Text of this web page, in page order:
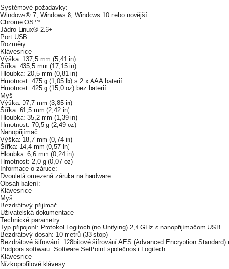
Systémové požadavky:
Windows® 7, Windows 8, Windows 10 nebo novější
Chrome OS™
Jádro Linux® 2.6+
Port USB
Rozměry:
Klávesnice
Výška: 137,5 mm (5,41 in)
Šířka: 435,5 mm (17,15 in)
Hloubka: 20,5 mm (0,81 in)
Hmotnost: 475 g (1,05 lb) s 2 x AAA baterií
Hmotnost: 425 g (15,0 oz) bez baterií
Myš
Výška: 97,7 mm (3,85 in)
Šířka: 61,5 mm (2,42 in)
Hloubka: 35,2 mm (1,39 in)
Hmotnost: 70,5 g (2,49 oz)
Nanopřijímač
Výška: 18,7 mm (0,74 in)
Šířka: 14,4 mm (0,57 in)
Hloubka: 6,6 mm (0,24 in)
Hmotnost: 2,0 g (0,07 oz)
Informace o záruce:
Dvouletá omezená záruka na hardware
Obsah balení:
Klávesnice
Myš
Bezdrátový přijímač
Uživatelská dokumentace
Technické parametry:
Typ připojení: Protokol Logitech (ne-Unifying) 2,4 GHz s nanopřijímačem USB
Bezdrátový dosah: 10 metrů (33 stop)
Bezdrátové šifrování: 128bitové šifrování AES (Advanced Encryption
Podpora softwaru: Software SetPoint společnosti Logitech
Klávesnice
Nízkoprofilové klávesy